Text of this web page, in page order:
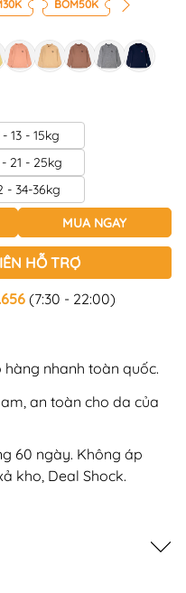
BOM50K
13 - 15kg
21 - 25kg
- 34-36kg
MUA NGAY
HỖ TRỢ
(7:30 - 22:00)
hàng nhanh toàn quốc.
an toàn cho da của
60 ngày. Không áp
kho, Deal Shock.